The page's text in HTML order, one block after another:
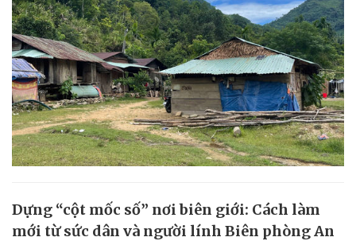
Dựng “cột mốc số” nơi biên giới: Cách làm
mới từ sức dân và người lính Biên phòng An